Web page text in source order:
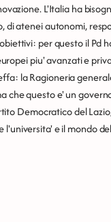
L'Italia ha
atenei autonomi,
per questo il
piu' avanzati e
la Ragioneria
che questo e' un
Democratico del
e il mondo